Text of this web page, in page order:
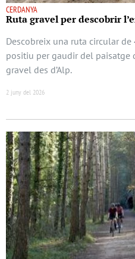
CERDANYA
Ruta gravel per descobrir
Descobreix una ruta circular
positiu per gaudir del paisatge
gravel des d’Alp.
2 juny del 2026